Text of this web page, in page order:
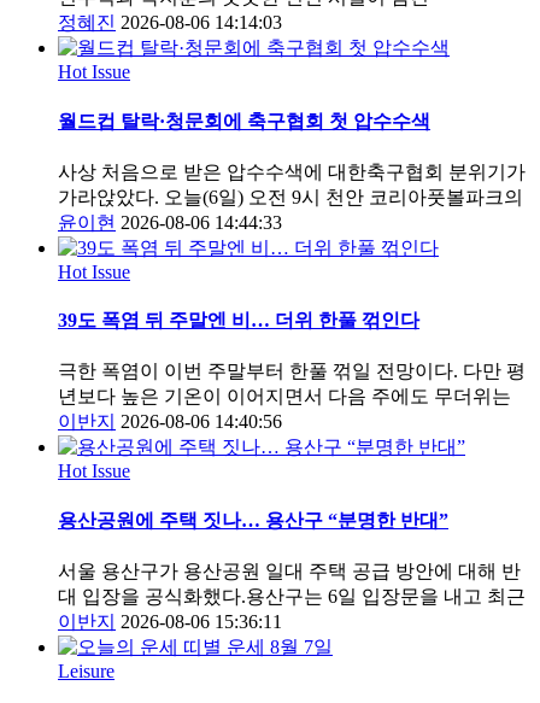
정혜진 2026-08-06 14:14:03
Hot Issue
월드컵 탈락·청문회에 축구협회 첫 압수수색
사상 처음으로 받은 압수수색에 대한축구협회 분위기가
가라앉았다. 오늘(6일) 오전 9시 천안 코리아풋볼파크의
윤이현 2026-08-06 14:44:33
Hot Issue
39도 폭염 뒤 주말엔 비… 더위 한풀 꺾인다
극한 폭염이 이번 주말부터 한풀 꺾일 전망이다. 다만 평
년보다 높은 기온이 이어지면서 다음 주에도 무더위는
이반지
2026-08-06 14:40:56
Hot Issue
용산공원에 주택 짓나… 용산구 “분명한 반대”
서울 용산구가 용산공원 일대 주택 공급 방안에 대해 반
대 입장을 공식화했다.용산구는 6일 입장문을 내고 최근
이반지
2026-08-06 15:36:11
Leisure